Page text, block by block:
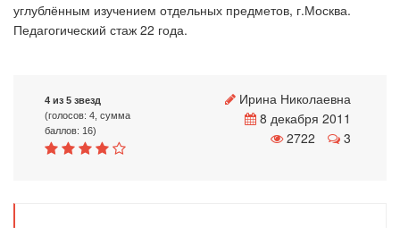
углублённым изучением отдельных предметов, г.Москва.
Педагогический стаж 22 года.
4 из 5 звезд
(голосов: 4, сумма
баллов: 16)
Ирина Николаевна
8 декабря 2011
2722
3